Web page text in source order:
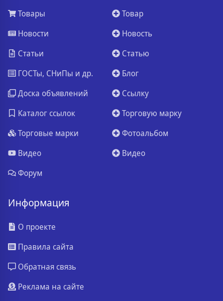
Товары
Новости
Статьи
ГОСТы, СНиПы и др.
Доска объявлений
Каталог ссылок
Торговые марки
Видео
Форум
Товар
Новость
Статью
Блог
Ссылку
Торговую марку
Фотоальбом
Видео
Информация
О проекте
Правила сайта
Обратная связь
Реклама на сайте